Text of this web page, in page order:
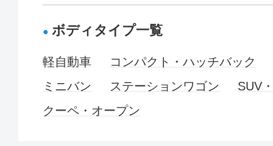
ボディタイプ一覧
軽自動車
コンパクト・ハッチバック
ミニバン
ステーションワゴン
SUV
クーペ・オープン